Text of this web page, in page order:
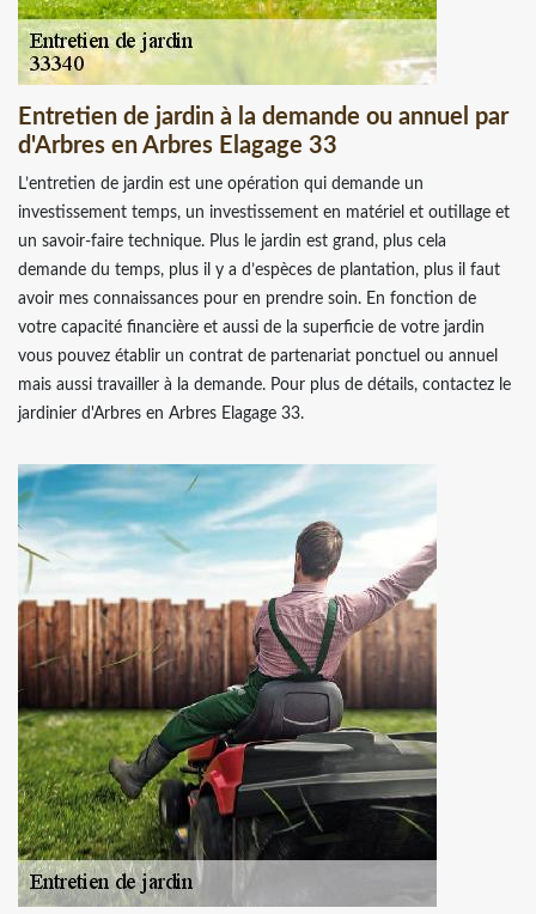
Entretien de jardin à la demande ou annuel par
d'Arbres en Arbres Elagage 33
L’entretien de jardin est une opération qui demande un
investissement temps, un investissement en matériel et outillage et
un savoir-faire technique. Plus le jardin est grand, plus cela
demande du temps, plus il y a d’espèces de plantation, plus il faut
avoir mes connaissances pour en prendre soin. En fonction de
votre capacité financière et aussi de la superficie de votre jardin
vous pouvez établir un contrat de partenariat ponctuel ou annuel
mais aussi travailler à la demande. Pour plus de détails, contactez le
jardinier d'Arbres en Arbres Elagage 33.